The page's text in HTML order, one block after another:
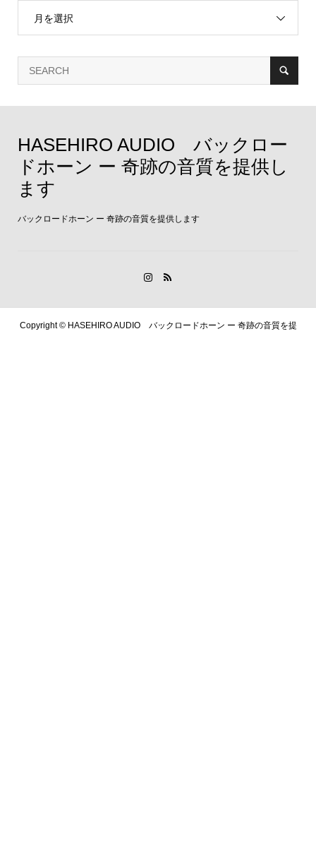
月を選択
HASEHIRO AUDIO バックロー
ドホーン ー 奇跡の音質を提供し
ます
バックロードホーン ー 奇跡の音質を提供します
Copyright ©HASEHIRO AUDIO バックロードホーン ー 奇跡の音質を提